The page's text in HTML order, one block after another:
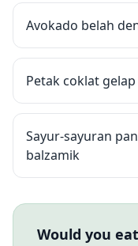
Avokado belah
Petak coklat gelap
Sayur-sayuran
balzamik
Would you